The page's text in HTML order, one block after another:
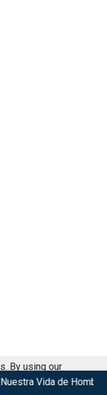
G en cines
By using our
Got it